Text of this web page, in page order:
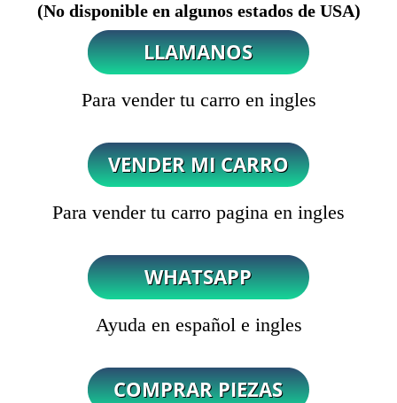
(No disponible en algunos estados de USA)
Para vender tu carro en ingles
Para vender tu carro pagina en ingles
Ayuda en español e ingles